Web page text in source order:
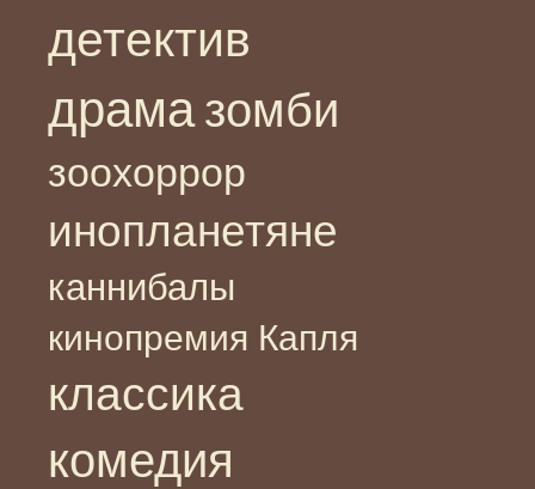
детектив
драма зомби
зоохоррор
инопланетяне
каннибалы
кинопремия Капля
классика
комедия